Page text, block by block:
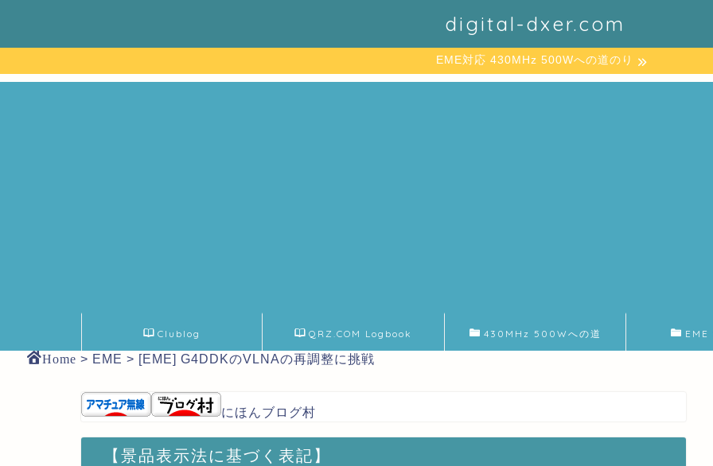
digital-dxer.com
EME対応 430MHz 500Wへの道のり
Clublog QRZ.COM Logbook 430MHz 500Wへの道
Home > EME > [EME] G4DDKのVLNAの再調整に挑戦
にほんブログ村
【景品表示法に基づく表記】